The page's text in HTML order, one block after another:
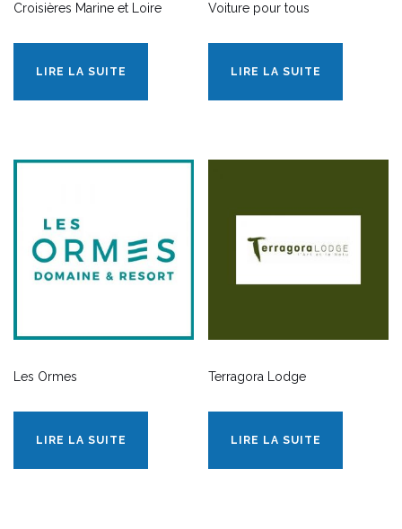
Croisières Marine et Loire
LIRE LA SUITE
Voiture pour tous
LIRE LA SUITE
Les Ormes
LIRE LA SUITE
Terragora Lodge
LIRE LA SUITE